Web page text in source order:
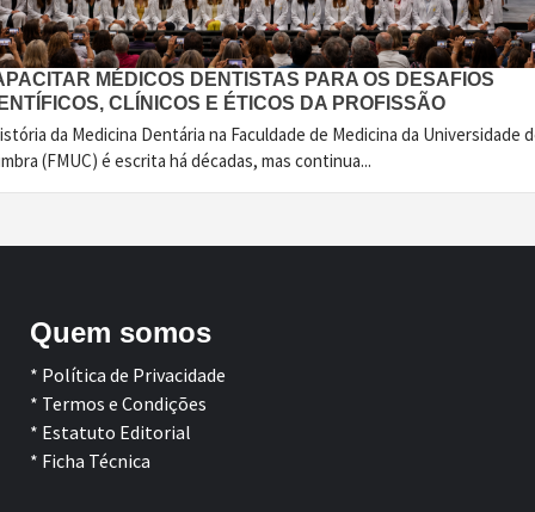
MÉDICOS DENTISTAS PARA OS DESAFIOS
CLÍNICOS E ÉTICOS DA PROFISSÃO
da Medicina Dentária na Faculdade de Medicina da Universidade
(FMUC) é escrita há décadas, mas continua...
Quem somos
* Política de Privacidade
* Termos e Condições
* Estatuto Editorial
* Ficha Técnica